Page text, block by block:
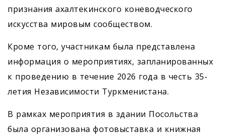
признания ахалтекинского коневодческого
искусства мировым сообществом.
Кроме того, участникам была представлена
информация о мероприятиях, запланированных
к проведению в течение 2026 года в честь 35-
летия Независимости Туркменистана.
В рамках мероприятия в здании Посольства
была организована фотовыставка и книжная